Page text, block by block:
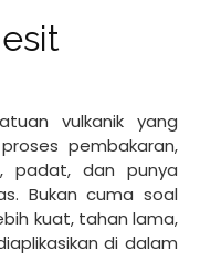
vulkanik yang
pembakaran,
padat, dan punya
Bukan cuma soal
kuat, tahan lama,
di dalam